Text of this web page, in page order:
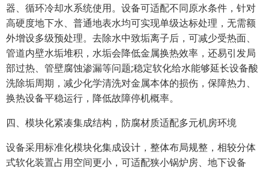
器、循环冷却水系统使用。设备可适配不同原水条件，针对
高硬度地下水、普通地表水均可实现单级达标处理，无需额
外增设多级预处理。去除水中致垢离子后，可减少受热面、
管道内壁水垢堆积，水垢会降低金属换热效率，还易引发局
部过热、管壁腐蚀渗漏等问题;稳定软化给水能够延长设备酸
洗除垢周期，减少化学清洗对金属本体的损伤，保障热力、
换热设备平稳运行，降低故障停机概率。
四、模块化紧凑集成结构，防腐材质适配多元机房环境
设备采用标准化模块化集成设计，整体布局规整，相较分体
式软化装置占用空间更小，可适配狭小锅炉房、地下设备